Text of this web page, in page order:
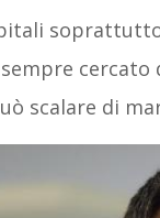
scalare di